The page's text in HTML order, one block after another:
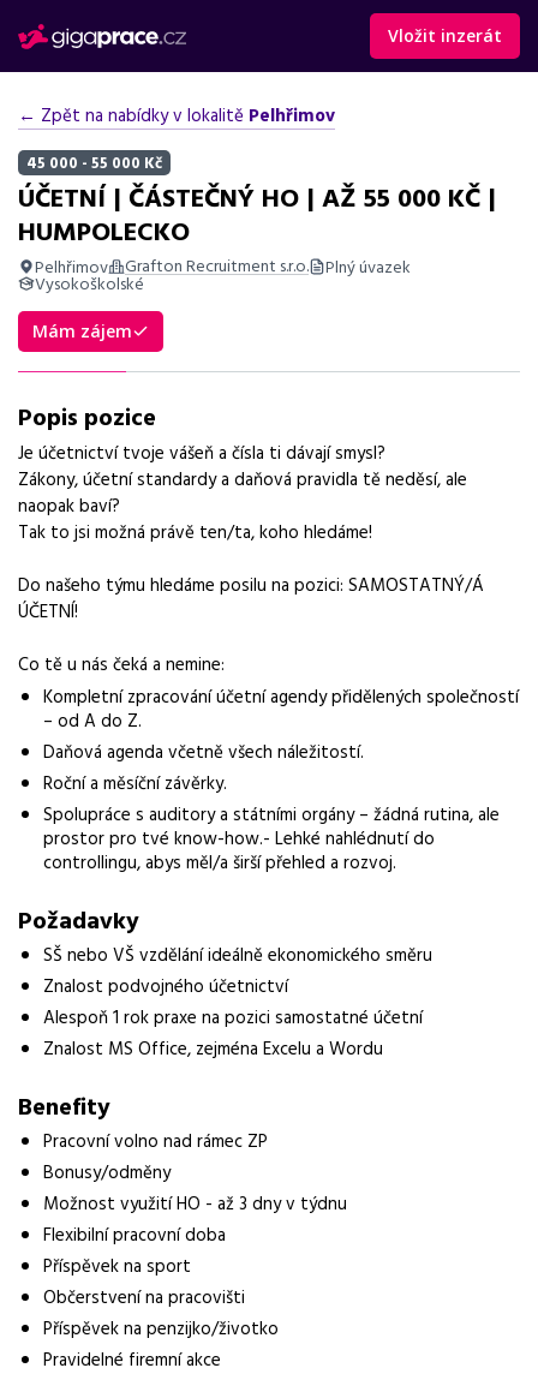
Vložit inzerát
← Zpět na nabídky v lokalitě Pelhřimov
45 000 - 55 000 Kč
ÚČETNÍ | ČÁSTEČNÝ HO | AŽ 55 000 KČ |
HUMPOLECKO
Pelhřimov Grafton Recruitment s.r.o. Plný úvazek
Vysokoškolské
Shrnutí nabídky
Nabídka práce účetní v Pelhřimově, vhodná pro zkušené účetní
Základní informace
Pozice
Účetní
účetní
administrativa
Lokalita nabídky
Pelhřimov
Zaměstnavatel / agentura
Grafton Recruitment s.r.o.
Typ úvazku
Mzda
45 000 - 55 000 Kč
Forma práce
práce na pracovišti
Vzdělání
Vysokoškolské
Vybrané benefity
bonusy/odměny, možnost využití HO, flexibilní pracovní doba,
příspěvek na sport
Požadavky
SŠ nebo VŠ vzdělání ekonomického směru, znalost podvojného
účetnictví, alespoň 1 rok praxe na pozici samostatné účetní
Mám zájem
Popis pozice
Je účetnictví tvoje vášeň a čísla ti dávají smysl?
Zákony, účetní standardy a daňová pravidla tě neděsí, ale
naopak baví?
Tak to jsi možná právě ten/ta, koho hledáme!
Do našeho týmu hledáme posilu na pozici: SAMOSTATNÝ/Á
ÚČETNÍ!
Co tě u nás čeká a nemine:
Kompletní zpracování účetní agendy přidělených společností
– od A do Z.
Daňová agenda včetně všech náležitostí.
Roční a měsíční závěrky.
Spolupráce s auditory a státními orgány – žádná rutina, ale
prostor pro tvé know-how.- Lehké nahlédnutí do
controllingu, abys měl/a širší přehled a rozvoj.
Požadavky
SŠ nebo VŠ vzdělání ideálně ekonomického směru
Znalost podvojného účetnictví
Alespoň 1 rok praxe na pozici samostatné účetní
Znalost MS Office, zejména Excelu a Wordu
Benefity
Pracovní volno nad rámec ZP
Bonusy/odměny
Možnost využití HO - až 3 dny v týdnu
Flexibilní pracovní doba
Příspěvek na sport
Občerstvení na pracovišti
Příspěvek na penzijko/životko
Pravidelné firemní akce